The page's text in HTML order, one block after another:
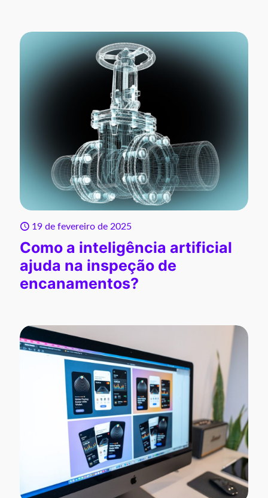
19 de fevereiro de 2025
Como a inteligência artificial
ajuda na inspeção de
encanamentos?